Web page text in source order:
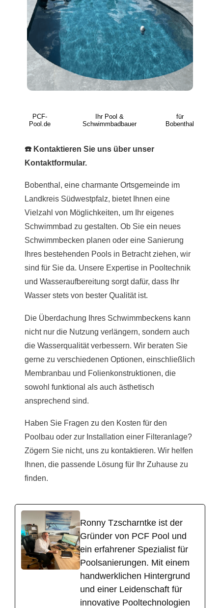
PCF-
Pool.de
Ihr Pool &
Schwimmbadbauer
für
Bobenthal
☎️ Kontaktieren Sie uns über unser
Kontaktformular.
Bobenthal, eine charmante Ortsgemeinde im
Landkreis Südwestpfalz, bietet Ihnen eine
Vielzahl von Möglichkeiten, um Ihr eigenes
Schwimmbad zu gestalten. Ob Sie ein neues
Schwimmbecken planen oder eine Sanierung
Ihres bestehenden Pools in Betracht ziehen, wir
sind für Sie da. Unsere Expertise in Pooltechnik
und Wasseraufbereitung sorgt dafür, dass Ihr
Wasser stets von bester Qualität ist.
Die Überdachung Ihres Schwimmbeckens kann
nicht nur die Nutzung verlängern, sondern auch
die Wasserqualität verbessern. Wir beraten Sie
gerne zu verschiedenen Optionen, einschließlich
Membranbau und Folienkonstruktionen, die
sowohl funktional als auch ästhetisch
ansprechend sind.
Haben Sie Fragen zu den Kosten für den
Poolbau oder zur Installation einer Filteranlage?
Zögern Sie nicht, uns zu kontaktieren. Wir helfen
Ihnen, die passende Lösung für Ihr Zuhause zu
finden.
Ronny Tzscharntke ist der
Gründer von PCF Pool und
ein erfahrener Spezialist für
Poolsanierungen. Mit einem
handwerklichen Hintergrund
und einer Leidenschaft für
innovative Pooltechnologien